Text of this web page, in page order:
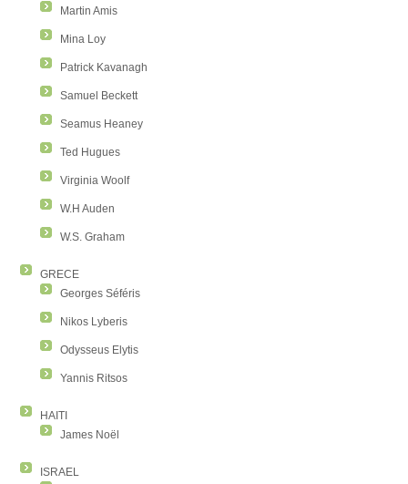
Martin Amis
Mina Loy
Patrick Kavanagh
Samuel Beckett
Seamus Heaney
Ted Hugues
Virginia Woolf
W.H Auden
W.S. Graham
GRECE
Georges Séféris
Nikos Lyberis
Odysseus Elytis
Yannis Ritsos
HAITI
James Noël
ISRAEL